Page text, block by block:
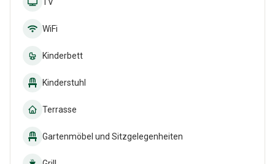
WiFi
Kinderbett
Kinderstuhl
Terrasse
Gartenmöbel und Sitzgelegenheiten